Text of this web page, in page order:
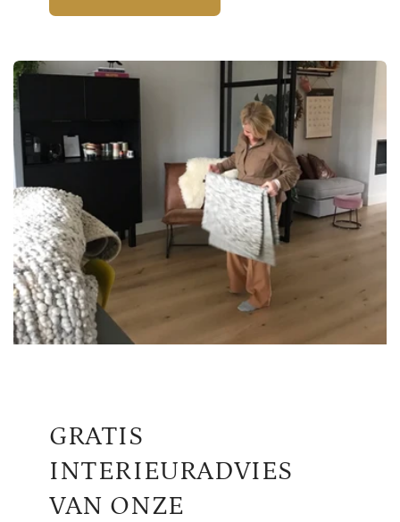
GRATIS
INTERIEURADVIES
VAN ONZE